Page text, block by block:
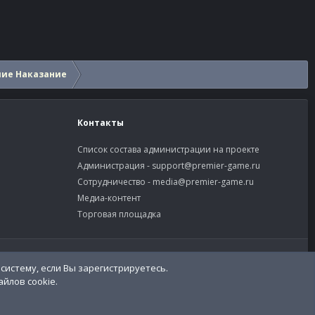
Наказание
Контакты
Список состава администрации на проекте
Администрация - support@premier-game.ru
Сотрудничество - media@premier-game.ru
Медиа-контент
Торговая площадка
и правила Политика конфиденциальности
если Вы зарегистрируетесь.
cookie.